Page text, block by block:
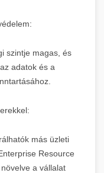
szintje magas, és
adatok és a
más üzleti
Resource
a vállalat